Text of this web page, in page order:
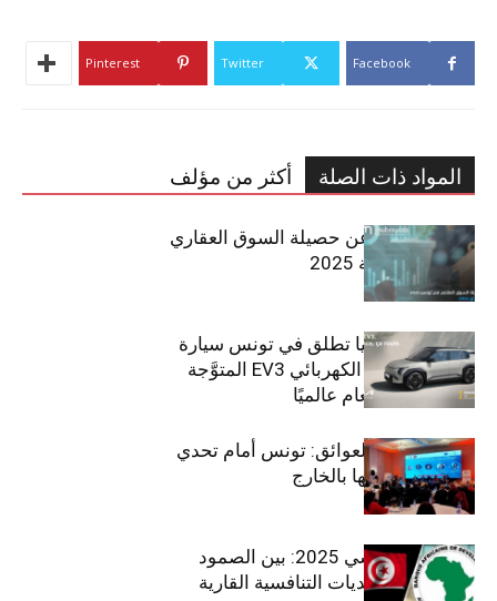
Facebook
Twitter
Pinterest
المواد ذات الصلة أكثر من مؤلف
مبوب تكشف عن حصيلة السوق العقاري
في تونس لسنة 2025
سيتي كارز – كيا تطلق في تونس سيارة
الـدفع الرباعي الكهربائي EV3 المتوَّجة
بلقب سيارة العام عالميًا
بين الطموح والعوائق: تونس أمام تحدي
استعادة كفاءاتها بالخارج
الاقتصاد التونسي 2025: بين الصمود
الاجتماعي وتحديات التنافسية القارية